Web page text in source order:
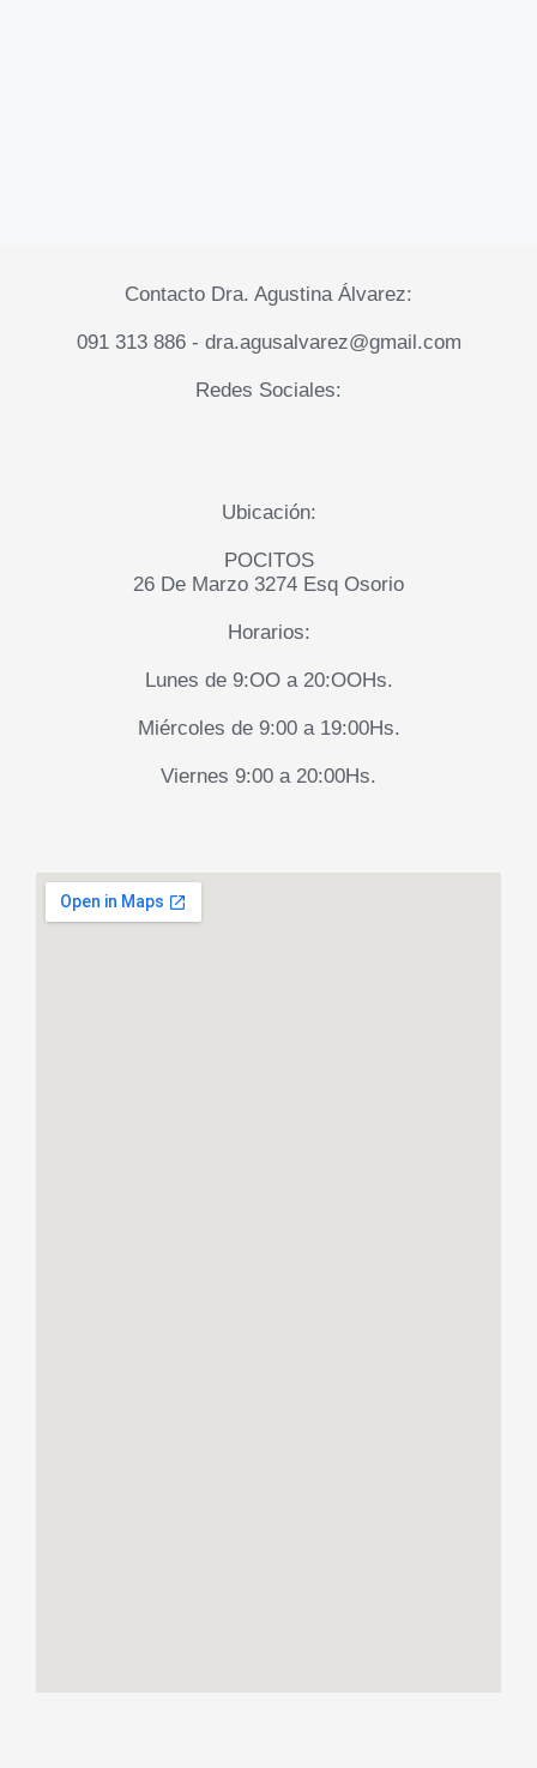
Contacto Dra. Agustina Álvarez:
091 313 886 - dra.agusalvarez@gmail.com
Redes Sociales:
Ubicación:
POCITOS
26 De Marzo 3274 Esq Osorio
Horarios:
Lunes de 9:OO a 20:OOHs.
Miércoles de 9:00 a 19:00Hs.
Viernes 9:00 a 20:00Hs.